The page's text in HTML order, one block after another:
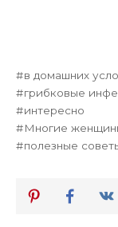
в домашних
грибковые
интересно
Многие
полезные